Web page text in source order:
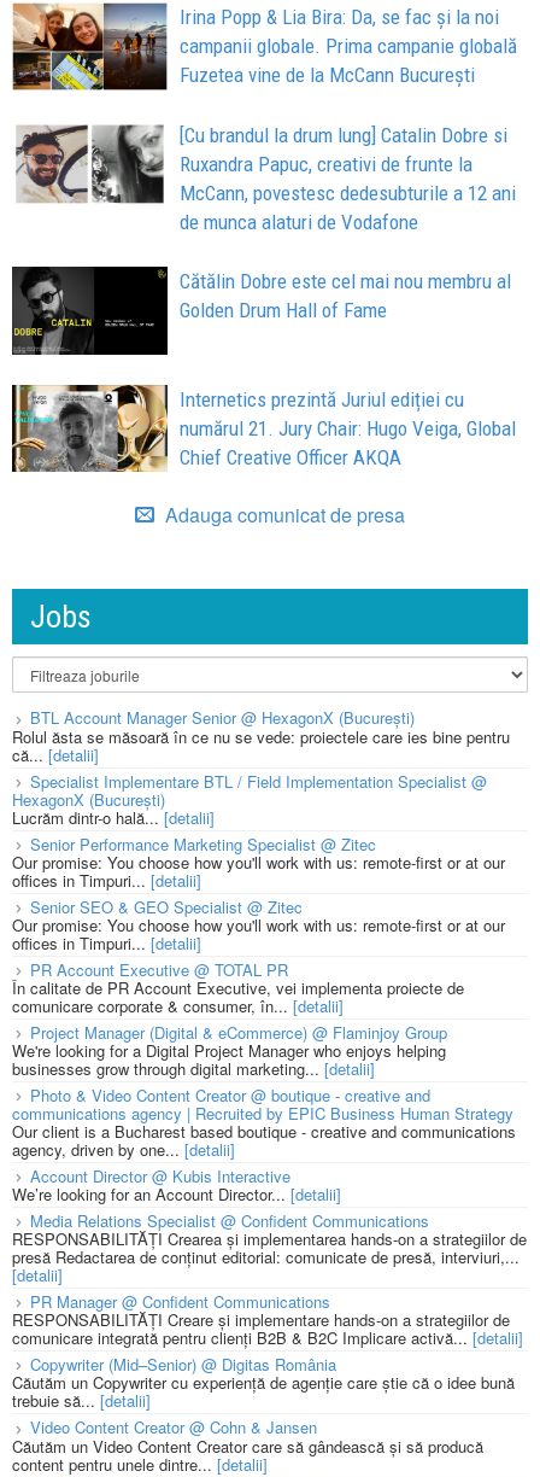
Irina Popp & Lia Bira: Da, se fac și la noi
campanii globale. Prima campanie globală
Fuzetea vine de la McCann București
[Cu brandul la drum lung] Catalin Dobre si
Ruxandra Papuc, creativi de frunte la
McCann, povestesc dedesubturile a 12 ani
de munca alaturi de Vodafone
Cătălin Dobre este cel mai nou membru al
Golden Drum Hall of Fame
Internetics prezintă Juriul ediției cu
numărul 21. Jury Chair: Hugo Veiga, Global
Chief Creative Officer AKQA
Adauga comunicat de presa
Jobs
BTL Account Manager Senior @ HexagonX (București)
Rolul ăsta se măsoară în ce nu se vede: proiectele care ies bine pentru
că... [detalii]
Specialist Implementare BTL / Field Implementation Specialist @
HexagonX (București)
Lucrăm dintr-o hală...[detalii]
Senior Performance Marketing Specialist @ Zitec
Our promise: You choose how you'll work with us: remote-first or at our
offices in Timpuri... [detalii]
Senior SEO & GEO Specialist @ Zitec
Our promise: You choose how you'll work with us: remote-first or at our
offices in Timpuri... [detalii]
PR Account Executive @ TOTAL PR
În calitate de PR Account Executive, vei implementa proiecte de
comunicare corporate & consumer, în... [detalii]
Project Manager (Digital & eCommerce) @ Flaminjoy Group
We're looking for a Digital Project Manager who enjoys helping
businesses grow through digital marketing... [detalii]
Photo & Video Content Creator @ boutique - creative and
communications agency | Recruited by EPIC Business Human Strategy
Our client is a Bucharest based boutique - creative and communications
agency, driven by one... [detalii]
Account Director @ Kubis Interactive
We’re looking for an Account Director... [detalii]
Media Relations Specialist @ Confident Communications
RESPONSABILITĂȚI Crearea și implementarea hands-on a strategiilor de
presă Redactarea de conținut editorial: comunicate de presă, interviuri,...
[detalii]
PR Manager @ Confident Communications
RESPONSABILITĂȚI Creare și implementare hands-on a strategiilor de
comunicare integrată pentru clienți B2B & B2C Implicare activă... [detalii]
Copywriter (Mid–Senior) @ Digitas România
Căutăm un Copywriter cu experiență de agenție care știe că o idee bună
trebuie să... [detalii]
Video Content Creator @ Cohn & Jansen
Căutăm un Video Content Creator care să gândească și să producă
content pentru unele dintre... [detalii]